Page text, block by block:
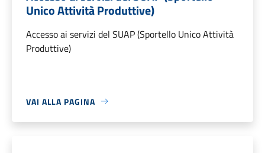
Unico Attività Produttive)
Accesso ai servizi del SUAP (Sportello Unico Attività
Produttive)
VAI ALLA PAGINA